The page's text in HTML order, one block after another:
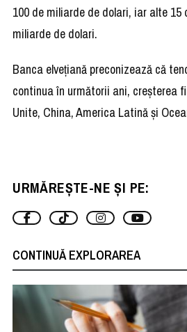
100 de miliarde de dolari, iar alte 15
miliarde de dolari.
Banca elveţiană preconizează că
continua în următorii ani, creşterea
Unite, China, America Latină şi
URMĂREȘTE-NE ȘI PE:
CONTINUĂ EXPLORAREA